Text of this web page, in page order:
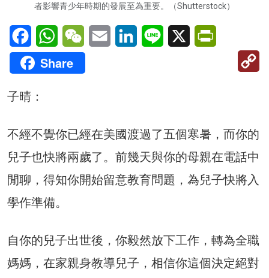
者影響青少年時期的發展至為重要。（Shutterstock）
FacebookWhatsAppWeChatEmail LinkedInLine X
Share
子晴：
不經不覺你已經在美國渡過了五個寒暑，而你的
兒子也快將兩歲了。前幾天與你的母親在電話中
閒聊，得知你開始留意教育問題，為兒子快將入
學作準備。
自你的兒子出世後，你毅然放下工作，轉為全職
媽媽，在家親身教導兒子，相信你這個決定絕對